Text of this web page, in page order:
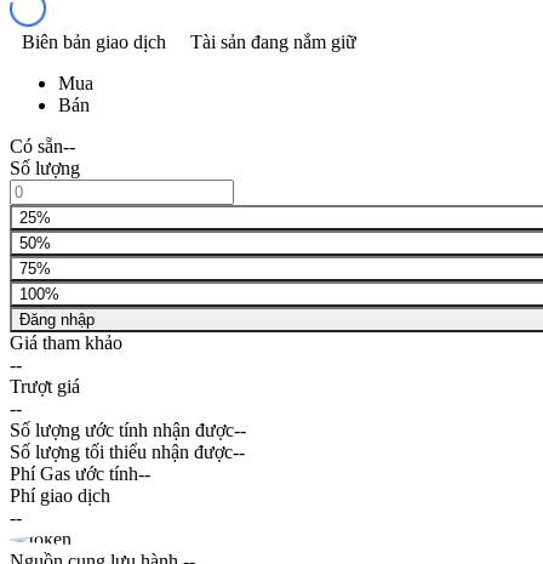
Biên bản giao dịch
Tài sản đang nắm giữ
Mua
Bán
Có sẵn--
Số lượng
25%
50%
75%
100%
Đăng nhập
Giá tham khảo
--
Trượt giá
--
Số lượng ước tính nhận được--
Số lượng tối thiểu nhận được--
Phí Gas ước tính--
Phí giao dịch
--